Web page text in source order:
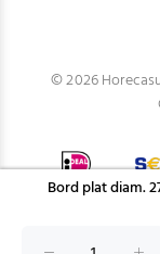
Bord plat diam.
© 2026